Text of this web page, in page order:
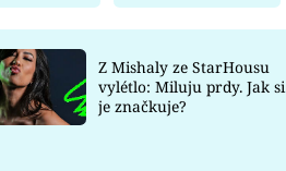
Z Mishaly ze StarHousu
vylétlo: Miluju prdy. Jak si
je značkuje?